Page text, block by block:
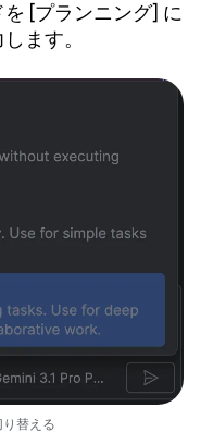
[プランニング] に
ます。
替える